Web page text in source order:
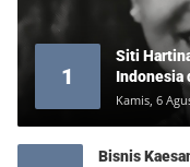
1
Siti
Indonesia
Kamis, 6
Bisnis